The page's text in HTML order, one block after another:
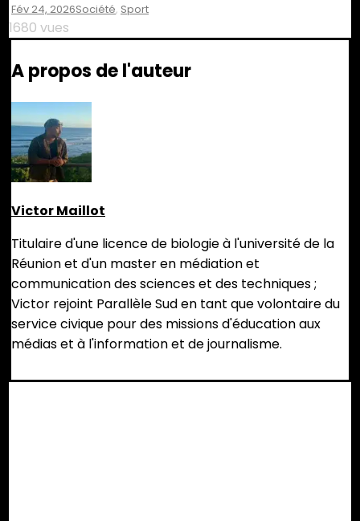
Fév 24, 2026Société, Sport
1680 vues
A propos de l'auteur
Victor Maillot
Titulaire d'une licence de biologie à l'université de la
Réunion et d'un master en médiation et
communication des sciences et des techniques ;
Victor rejoint Parallèle Sud en tant que volontaire du
service civique pour des missions d'éducation aux
médias et à l'information et de journalisme.